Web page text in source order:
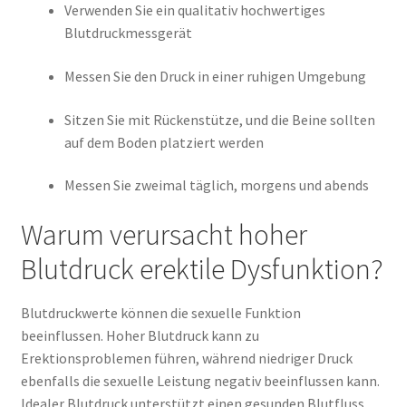
Verwenden Sie ein qualitativ hochwertiges
Blutdruckmessgerät
Messen Sie den Druck in einer ruhigen Umgebung
Sitzen Sie mit Rückenstütze, und die Beine sollten
auf dem Boden platziert werden
Messen Sie zweimal täglich, morgens und abends
Warum verursacht hoher
Blutdruck erektile Dysfunktion?
Blutdruckwerte können die sexuelle Funktion
beeinflussen. Hoher Blutdruck kann zu
Erektionsproblemen führen, während niedriger Druck
ebenfalls die sexuelle Leistung negativ beeinflussen kann.